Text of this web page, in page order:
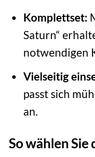
Komplettset:
Saturn“
notwendigen
Vielseitig
passt sich
an.
So wählen